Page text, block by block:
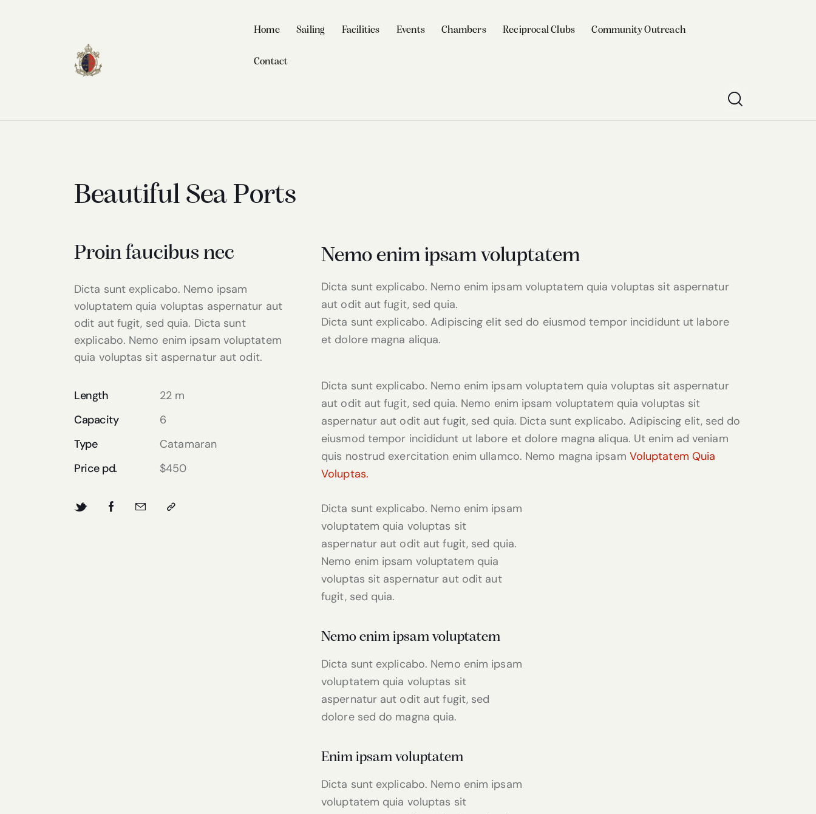
Home Sailing Facilities Events Chambers Reciprocal Clubs Community Outreach
Contact
Beautiful Sea Ports
Proin faucibus nec
Dicta sunt explicabo. Nemo ipsam
voluptatem quia voluptas aspernatur aut
odit aut fugit, sed quia. Dicta sunt
explicabo. Nemo enim ipsam voluptatem
quia voluptas sit aspernatur aut odit.
Length
22 m
Capacity
6
Type
Catamaran
Price pd.
$450
Nemo enim ipsam voluptatem
Dicta sunt explicabo. Nemo enim ipsam voluptatem quia voluptas sit aspernatur
aut odit aut fugit, sed quia.
Dicta sunt explicabo. Adipiscing elit sed do eiusmod tempor incididunt ut labore
et dolore magna aliqua.
Dicta sunt explicabo. Nemo enim ipsam voluptatem quia voluptas sit aspernatur
aut odit aut fugit, sed quia. Nemo enim ipsam voluptatem quia voluptas sit
aspernatur aut odit aut fugit, sed quia. Dicta sunt explicabo. Adipiscing elit, sed do
eiusmod tempor incididunt ut labore et dolore magna aliqua. Ut enim ad veniam
quis nostrud exercitation enim ullamco. Nemo magna ipsam Voluptatem Quia
Voluptas.
Dicta sunt explicabo. Nemo enim ipsam
voluptatem quia voluptas sit
aspernatur aut odit aut fugit, sed quia.
Nemo enim ipsam voluptatem quia
voluptas sit aspernatur aut odit aut
fugit, sed quia.
Nemo enim ipsam voluptatem
Dicta sunt explicabo. Nemo enim ipsam
voluptatem quia voluptas sit
aspernatur aut odit aut fugit, sed
dolore sed do magna quia.
Enim ipsam voluptatem
Dicta sunt explicabo. Nemo enim ipsam
voluptatem quia voluptas sit